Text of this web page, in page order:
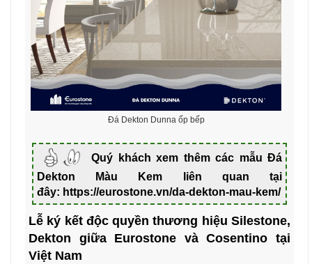
Đá Dekton Dunna ốp bếp
Quý khách xem thêm các mẫu Đá
Dekton Màu Kem liên quan tại
đây: https://eurostone.vn/da-dekton-mau-kem/
Lễ ký kết độc quyền thương hiệu Silestone,
Dekton giữa Eurostone và Cosentino tại
Việt Nam